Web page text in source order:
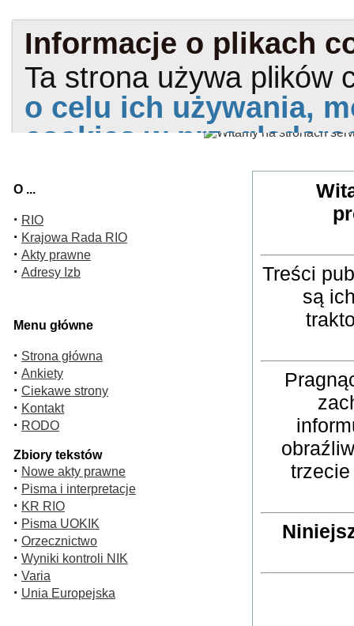
O ...
· RIO
· Krajowa Rada RIO
· Akty prawne
· Adresy Izb
Menu główne
· Strona główna
· Ankiety
· Ciekawe strony
· Kontakt
· RODO
Zbiory tekstów
· Nowe akty prawne
· Pisma i interpretacje
· KR RIO
· Pisma UOKIK
· Orzecznictwo
· Wyniki kontroli NIK
· Varia
· Unia Europejska
Treści
są